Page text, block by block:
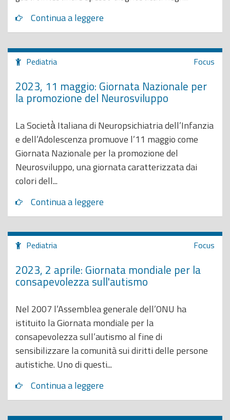
Continua a leggere
Pediatria Focus
2023, 11 maggio: Giornata Nazionale per
la promozione del Neurosviluppo
La Società̀ Italiana di Neuropsichiatria dell’Infanzia
e dell’Adolescenza promuove l’11 maggio come
Giornata Nazionale per la promozione del
Neurosviluppo, una giornata caratterizzata dai
colori dell...
Continua a leggere
Pediatria Focus
2023, 2 aprile: Giornata mondiale per la
consapevolezza sull'autismo
Nel 2007 l’Assemblea generale dell’ONU ha
istituito la Giornata mondiale per la
consapevolezza sull’autismo al fine di
sensibilizzare la comunità sui diritti delle persone
autistiche. Uno di questi...
Continua a leggere